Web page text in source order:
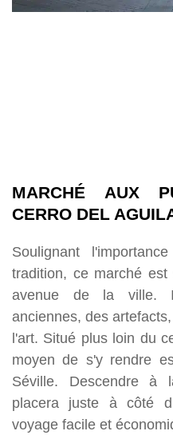
MARCHÉ AUX
CERRO DEL
Soulignant
tradition, ce marché
avenue de la ville.
anciennes, des
l'art. Situé plus loin du
moyen de s'y rendre
Séville. Descendre à
placera juste à côté
voyage facile et